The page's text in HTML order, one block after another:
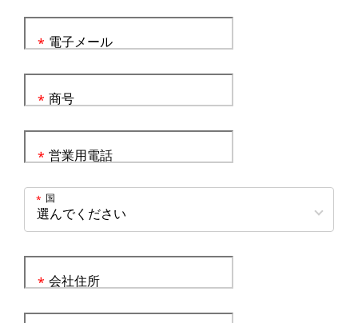
電子メール
*
商号
*
営業用電話
*
国
*
会社住所
*